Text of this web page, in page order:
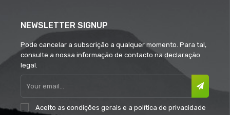
NEWSLETTER SIGNUP
Pode cancelar a subscrição a qualquer momento. Para tal,
consulte a nossa informação de contacto na declaração
legal.
Aceito as condições gerais e a política de privacidade